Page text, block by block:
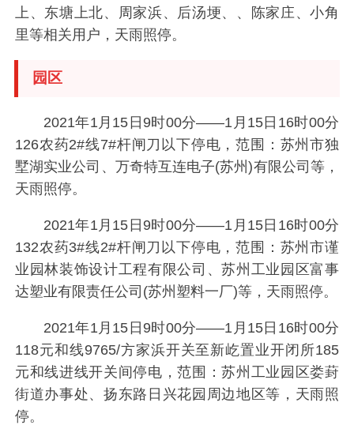
上、东塘上北、周家浜、后汤埂、、陈家庄、小角
里等相关用户，天雨照停。
园区
2021年1月15日9时00分——1月15日16时00分
126农药2#线7#杆闸刀以下停电，范围：苏州市独
墅湖实业公司、万奇特互连电子(苏州)有限公司等，
天雨照停。
2021年1月15日9时00分——1月15日16时00分
132农药3#线2#杆闸刀以下停电，范围：苏州市谨
业园林装饰设计工程有限公司、苏州工业园区富事
达塑业有限责任公司(苏州塑料一厂)等，天雨照停。
2021年1月15日9时00分——1月15日16时00分
118元和线9765/方家浜开关至新屹置业开闭所185
元和线进线开关间停电，范围：苏州工业园区娄葑
街道办事处、扬东路日兴花园周边地区等，天雨照
停。